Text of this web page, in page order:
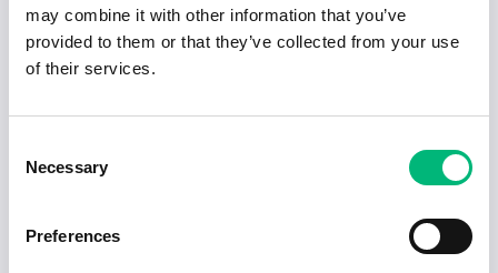
may combine it with other information that you’ve
provided to them or that they’ve collected from your use
of their services.
Selection
Necessary
Preferences
kunskaper för att köra tunnelbana.
Arbetet är stabilt och lönen bra. För den som trivs
centrum är detta ett fantastiskt alternativ.
digitalt byggande